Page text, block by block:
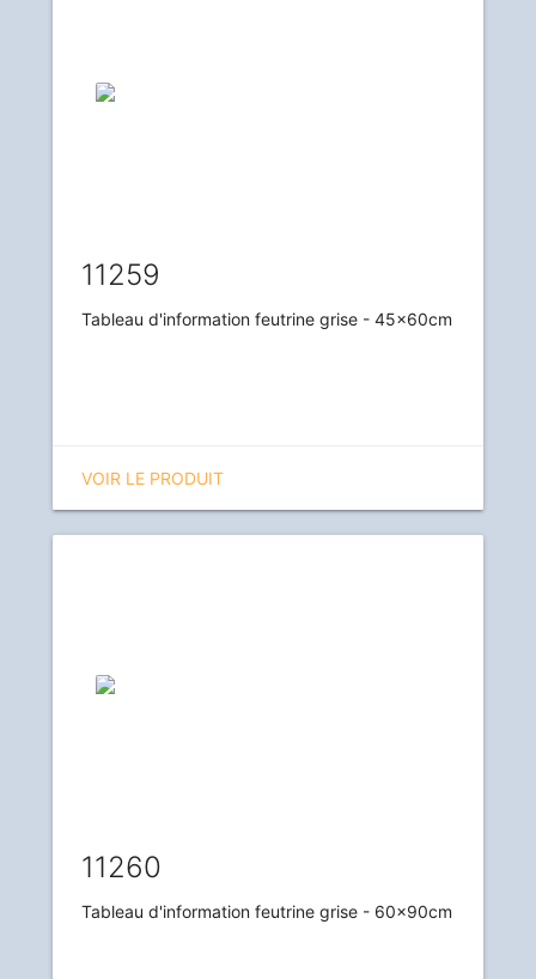
11259
Tableau d'information feutrine grise - 45x60cm
VOIR LE PRODUIT
11260
Tableau d'information feutrine grise - 60x90cm